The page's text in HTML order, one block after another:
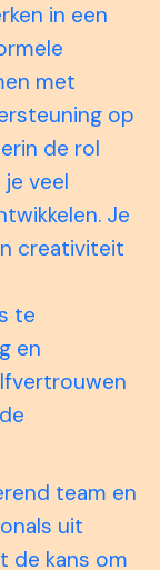
in een
met
op
de rol
veel
Je
creativiteit
te
en
team en
uit
de kans om